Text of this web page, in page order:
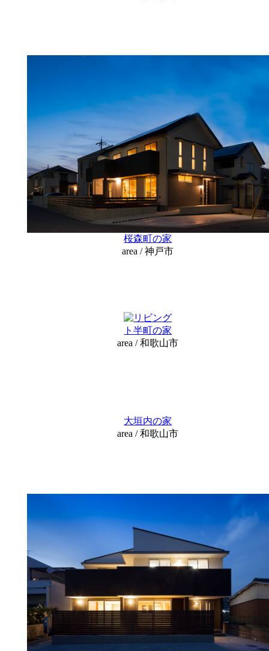
桜森町の家
area / 神戸市
ト半町の家
area / 和歌山市
大垣内の家
area / 和歌山市